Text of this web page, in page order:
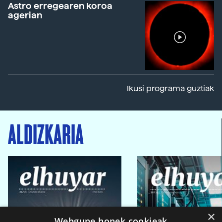
Astro erregearen koroa
agerian
Ikusi programa guztiak
ALDIZKARIA
×